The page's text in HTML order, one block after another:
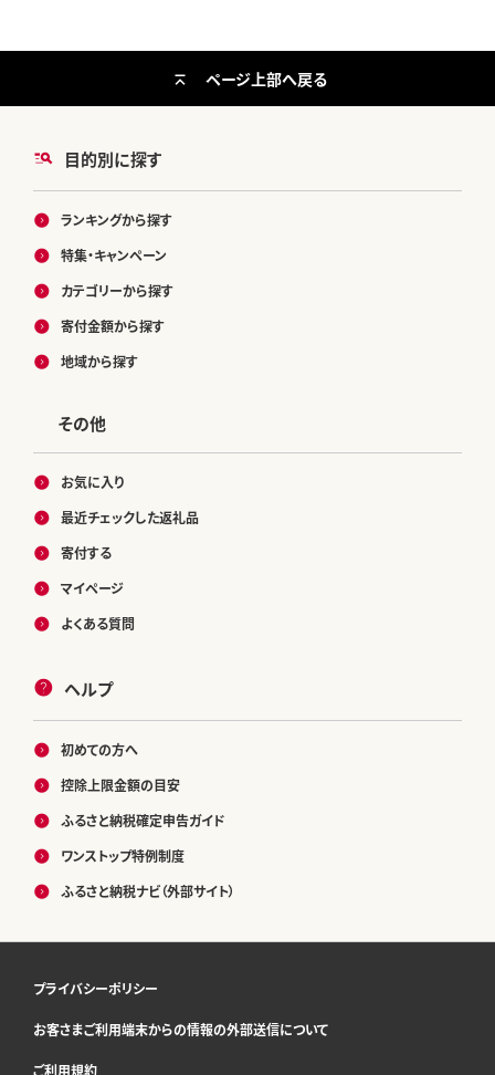
目的別に探す
ランキングから探す
特集・キャンペーン
カテゴリーから探す
寄付金額から探す
地域から探す
その他
お気に入り
最近チェックした返礼品
寄付する
マイページ
よくある質問
ヘルプ
初めての方へ
控除上限金額の目安
ふるさと納税確定申告ガイド
ワンストップ特例制度
ふるさと納税ナビ（外部サイト）
ページ上部へ戻る
プライバシーポリシー
お客さまご利用端末からの情報の外部送信について
ご利用規約